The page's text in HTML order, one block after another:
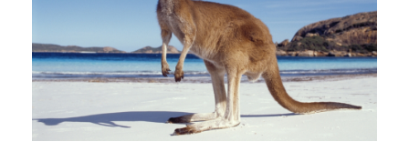
hasta el punto mejor posicionado para observar las
36 rocas a la salida de sol, luego vamos hasta la
zona oeste de la roca donde nos servirán un
desayuno picnic típico.
Seguidamente, caminaremos por el sendero Walpa
hasta la gruta, lugar sagrado de ceremonias